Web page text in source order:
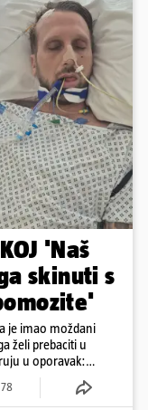
'Naš
skinuti s
je imao moždani
želi prebaciti u
u oporavak:
78